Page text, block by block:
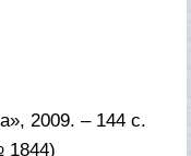
2009. – 144 с.
1844)